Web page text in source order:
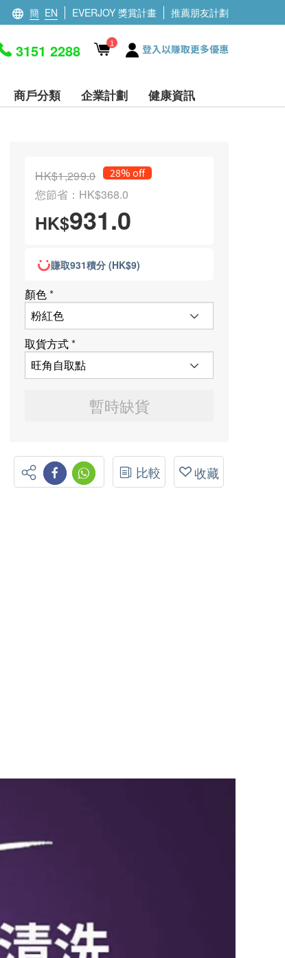
簡 EN EVERJOY 獎賞計畫 推薦朋友計劃
3151 2288 1 登入以賺取更多優惠
商戶分類 企業計劃 健康資訊
HK$1,299.0 28% off
您節省：HK$368.0
HK$931.0
賺取931積分 (HK$9)
顏色*
取貨方式*
暫時缺貨
比較 收藏